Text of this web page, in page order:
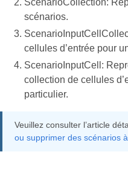
ScenarioCollection:
scénarios.
cellules d’entrée pour
ScenarioInputCell:
collection de cellules
particulier.
Veuillez consulter l’article
ou supprimer des scénarios